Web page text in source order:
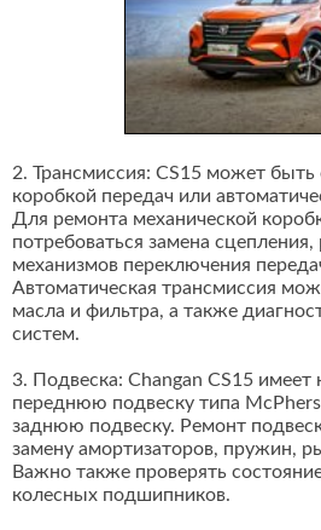
2. Трансмиссия: CS15 может
коробкой передач или
Для ремонта механической
потребоваться замена сцепления,
механизмов переключения
Автоматическая трансмиссия
масла и фильтра, а также
систем.
3. Подвеска: Changan CS15 имеет
переднюю подвеску типа
заднюю подвеску. Ремонт
замену амортизаторов, пружин,
Важно также проверять
колесных подшипников.